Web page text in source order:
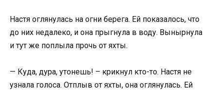
Настя оглянулась на огни берега. Ей показалось, что
до них недалеко, и она прыгнула в воду. Вынырнула
и тут же поплыла прочь от яхты.
— Куда, дура, утонешь! – крикнул кто-то. Настя не
узнала голоса. Отплыв от яхты, она оглянулась. Ей